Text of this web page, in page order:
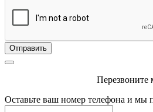
Отправить
Перезвоните
Оставьте ваш номер телефона и мы